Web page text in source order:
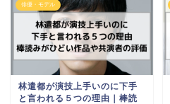
俳優・モデル
林遣都が演技上手いのに下手
と言われる５つの理由｜棒読